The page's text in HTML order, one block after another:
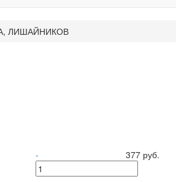
ЛИШАЙНИКОВ
- 377 руб.